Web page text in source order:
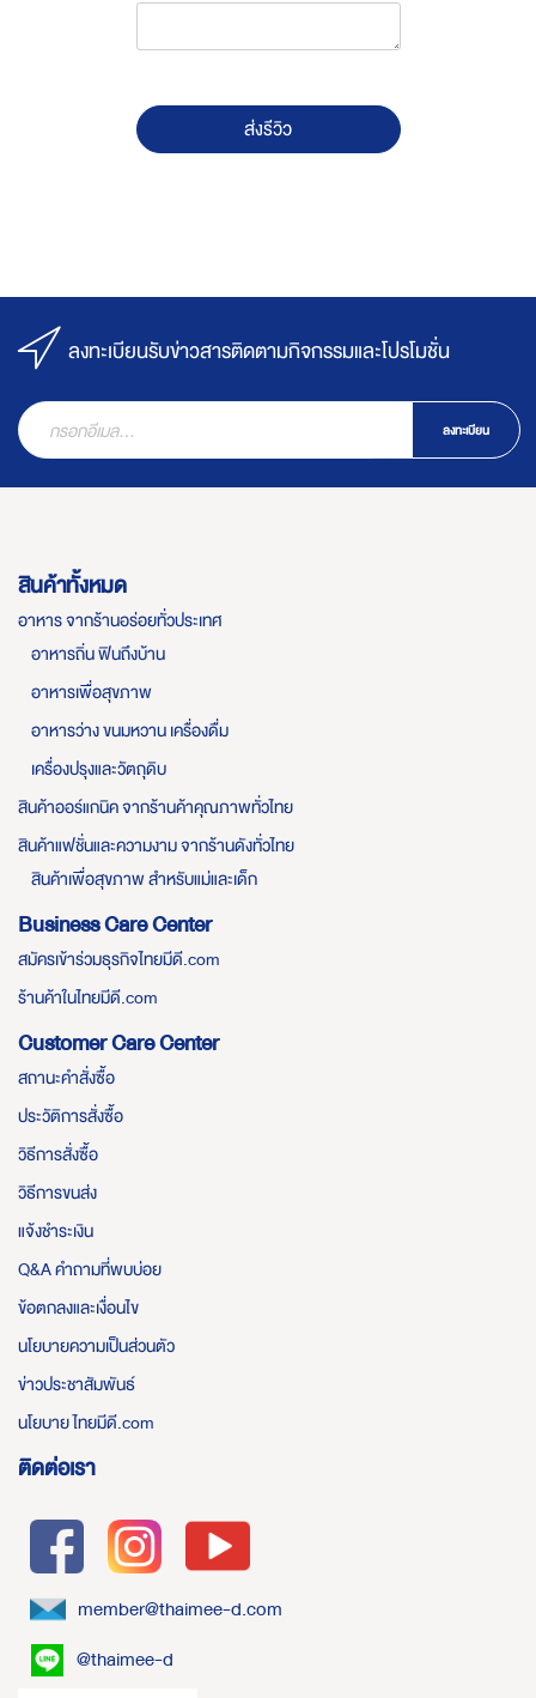
ส่งรีวิว
ลงทะเบียนรับข่าวสารติดตามกิจกรรมและโปรโมชั่น
ลงทะเบียน
สินค้าทั้งหมด
อาหาร จากร้านอร่อยทั่วประเทศ
อาหารถิ่น ฟินถึงบ้าน
อาหารเพื่อสุขภาพ
อาหารว่าง ขนมหวาน เครื่องดื่ม
เครื่องปรุงและวัตถุดิบ
สินค้าออร์แกนิค จากร้านค้าคุณภาพทั่วไทย
สินค้าแฟชั่นและความงาม จากร้านดังทั่วไทย
สินค้าเพื่อสุขภาพ สำหรับแม่และเด็ก
Business Care Center
สมัครเข้าร่วมธุรกิจไทยมีดี.com
ร้านค้าในไทยมีดี.com
Customer Care Center
สถานะคำสั่งซื้อ
ประวัติการสั่งซื้อ
วิธีการสั่งซื้อ
วิธีการขนส่ง
แจ้งชำระเงิน
Q&A คำถามที่พบบ่อย
ข้อตกลงและเงื่อนไข
นโยบายความเป็นส่วนตัว
ข่าวประชาสัมพันธ์
นโยบาย ไทยมีดี.com
ติดต่อเรา
member@thaimee-d.com
@thaimee-d